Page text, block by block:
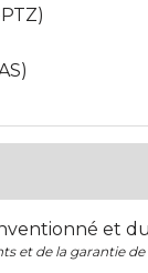
et du
et de la garantie de